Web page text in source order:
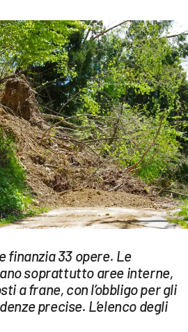
finanzia 33 opere. Le
soprattutto aree interne,
a frane, con l’obbligo per gli
precise. L’elenco degli